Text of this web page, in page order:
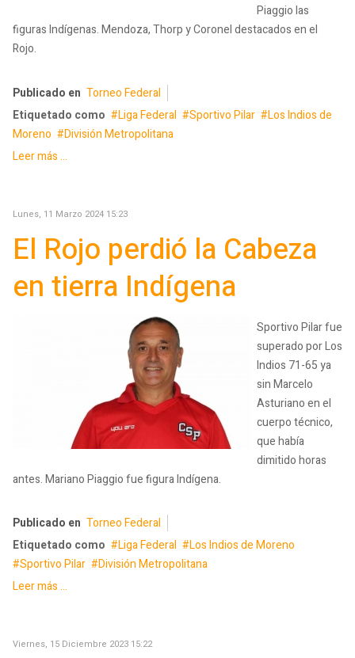
Piaggio las
figuras Indígenas. Mendoza, Thorp y Coronel destacados en el
Rojo.
Publicado en Torneo Federal
Etiquetado como
Liga Federal Sportivo Pilar
Los Indios de
Moreno
División Metropolitana
Leer más ...
Lunes, 11 Marzo 2024 15:23
El Rojo perdió la Cabeza
en tierra Indígena
Sportivo Pilar fue
superado por Los
Indios 71-65 ya
sin Marcelo
Asturiano en el
cuerpo técnico,
que había
dimitido horas
antes. Mariano Piaggio fue figura Indígena.
Publicado en Torneo Federal
Etiquetado como
Liga Federal
Los Indios de Moreno
Sportivo Pilar
División Metropolitana
Leer más ...
Viernes, 15 Diciembre 2023 15:22